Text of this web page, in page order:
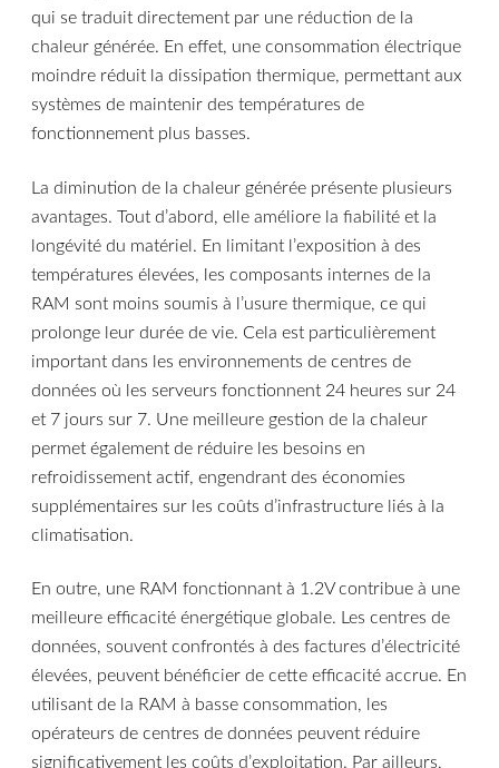
qui se traduit directement par une réduction de la
chaleur générée. En effet, une consommation électrique
moindre réduit la dissipation thermique, permettant aux
systèmes de maintenir des températures de
fonctionnement plus basses.
La diminution de la chaleur générée présente plusieurs
avantages. Tout d’abord, elle améliore la fiabilité et la
longévité du matériel. En limitant l’exposition à des
températures élevées, les composants internes de la
RAM sont moins soumis à l’usure thermique, ce qui
prolonge leur durée de vie. Cela est particulièrement
important dans les environnements de centres de
données où les serveurs fonctionnent 24 heures sur 24
et 7 jours sur 7. Une meilleure gestion de la chaleur
permet également de réduire les besoins en
refroidissement actif, engendrant des économies
supplémentaires sur les coûts d’infrastructure liés à la
climatisation.
En outre, une RAM fonctionnant à 1.2V contribue à une
meilleure efficacité énergétique globale. Les centres de
données, souvent confrontés à des factures d’électricité
élevées, peuvent bénéficier de cette efficacité accrue. En
utilisant de la RAM à basse consommation, les
opérateurs de centres de données peuvent réduire
significativement les coûts d’exploitation. Par ailleurs,